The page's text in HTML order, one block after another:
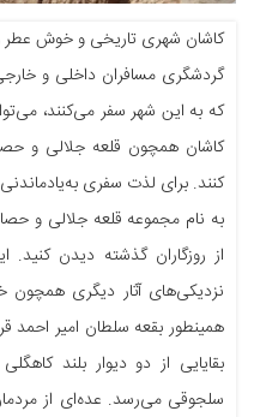
کاشان شهری تاریخی و خوش عطر
گردشگری مسافران داخلی و
که به این شهر سفر می‌کنند،
کاشان همچون قلعه جلالی و
کنند. برای لذت سفری
به نام مجموعه قلعه جلالی و
از روزگاران گذشته دیدن کنید.
نزدیکی‌های آثار دیگری همچون
همینطور بقعه سلطان امیر احمد
بقایایی از دو دیوار بلند
سلجوقی می‌رسد. عده‌ای از